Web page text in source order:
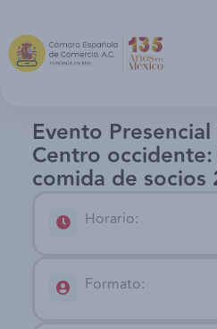
Evento
Centro
comida de socios
Horario:
Formato: